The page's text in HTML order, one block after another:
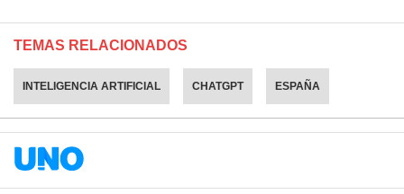
TEMAS RELACIONADOS
INTELIGENCIA ARTIFICIAL CHATGPT ESPAÑA